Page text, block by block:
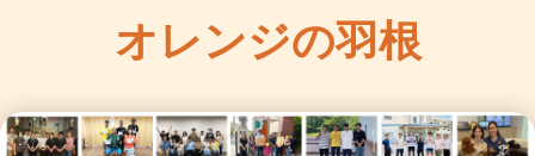
オレンジの羽根